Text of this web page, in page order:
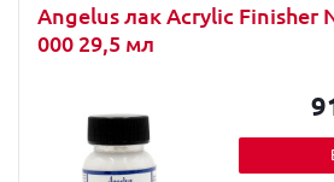
Angelus лак Acrylic Finisher
000 29,5 мл